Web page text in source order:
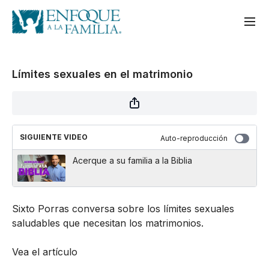
Límites sexuales en el matrimonio
SIGUIENTE VIDEO Auto-reproducción
Acerque a su familia a la Biblia
Sixto Porras conversa sobre los límites sexuales
saludables que necesitan los matrimonios.
Vea el artículo